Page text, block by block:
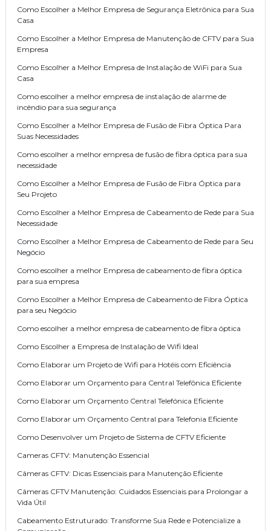
Como Escolher a Melhor Empresa de Segurança Eletrônica para Sua
Casa
Como Escolher a Melhor Empresa de Manutenção de CFTV para Sua
Empresa
Como Escolher a Melhor Empresa de Instalação de WiFi para Sua
Casa
Como escolher a melhor empresa de instalação de alarme de
incêndio para sua segurança
Como Escolher a Melhor Empresa de Fusão de Fibra Óptica Para
Suas Necessidades
Como escolher a melhor empresa de fusão de fibra óptica para sua
necessidade
Como Escolher a Melhor Empresa de Fusão de Fibra Óptica para
Seu Projeto
Como Escolher a Melhor Empresa de Cabeamento de Rede para Sua
Necessidade
Como Escolher a Melhor Empresa de Cabeamento de Rede para Seu
Negócio
Como escolher a melhor Empresa de cabeamento de fibra óptica
para sua empresa
Como Escolher a Melhor Empresa de Cabeamento de Fibra Óptica
para seu Negócio
Como escolher a melhor empresa de cabeamento de fibra óptica
Como Escolher a Empresa de Instalação de Wifi Ideal
Como Elaborar um Projeto de Wifi para Hotéis com Eficiência
Como Elaborar um Orçamento para Central Telefônica Eficiente
Como Elaborar um Orçamento Central Telefónica Eficiente
Como Elaborar um Orçamento Central para Telefonia Eficiente
Como Desenvolver um Projeto de Sistema de CFTV Eficiente
Cameras CFTV: Manutenção Essencial
Câmeras CFTV: Dicas Essenciais para Manutenção Eficiente
Câmeras CFTV Manutenção: Cuidados Essenciais para Prolongar a
Vida Útil
Cabeamento Estruturado: Transforme Sua Rede e Potencialize a